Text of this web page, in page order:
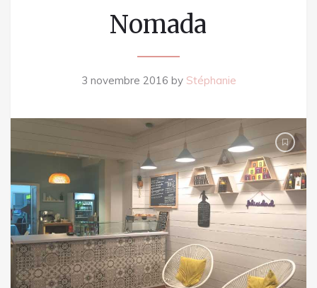
Nomada
3 novembre 2016 by Stéphanie